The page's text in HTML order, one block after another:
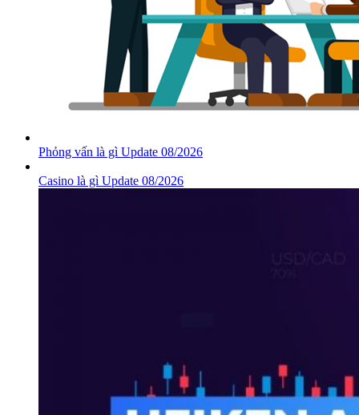
Phỏng vấn là gì Update 08/2026
Casino là gì Update 08/2026